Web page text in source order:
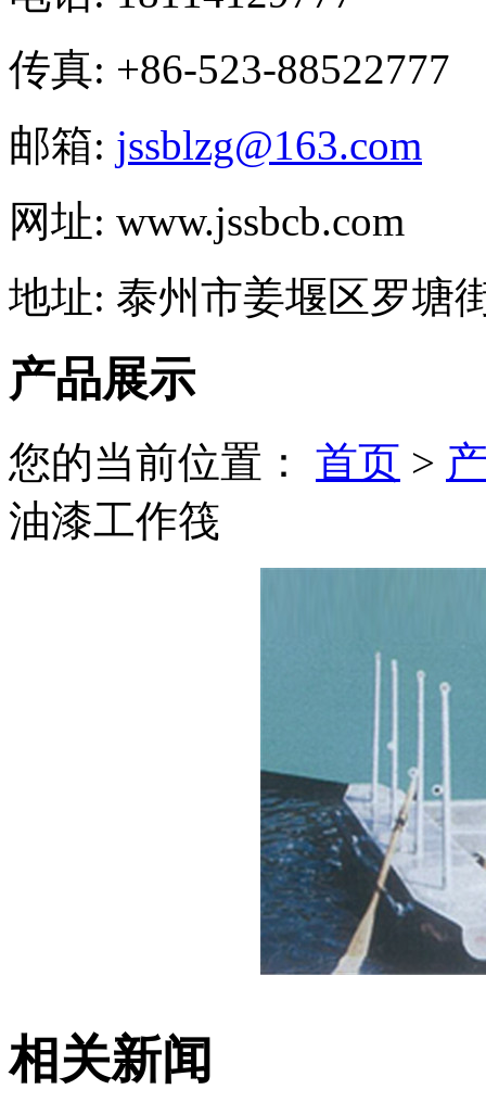
传真: +86-523-88522777
邮箱: jssblzg@163.com
网址: www.jssbcb.com
地址: 泰州市姜堰区罗塘
产品展示
您的当前位置： 首页 >
油漆工作筏
相关新闻